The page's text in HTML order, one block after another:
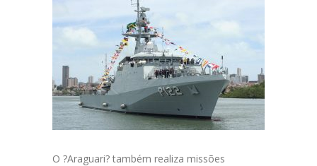
O ?Araguari? também realiza missões